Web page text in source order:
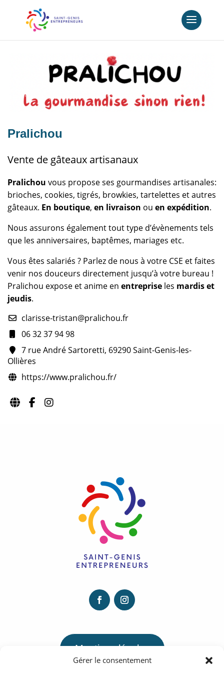
Gérer le consentement
Pralichou
Vente de gâteaux artisanaux
Pralichou vous propose ses gourmandises artisanales:
brioches, cookies, tigrés, browkies, tartelettes et autres
gâteaux. En boutique, en livraison ou en expédition.
Nous assurons également tout type d’évènements tels
que les anniversaires, baptêmes, mariages etc.
Vous êtes salariés ? Parlez de nous à votre CSE et faites
venir nos douceurs directement jusqu’à votre bureau !
Pralichou expose et anime en entreprise les mardis et
jeudis.
clarisse-tristan@pralichou.fr
06 32 37 94 98
7 rue André Sartoretti, 69290 Saint-Genis-les-
Ollières
https://www.pralichou.fr/
Mentions légales